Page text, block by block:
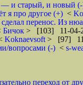
— и старый, и новый
я про другое (+) <
перенос. Из
Бичок > [103] 11-04-
Koknaevsoft > [97]
вопросами (-) < s-
переход от